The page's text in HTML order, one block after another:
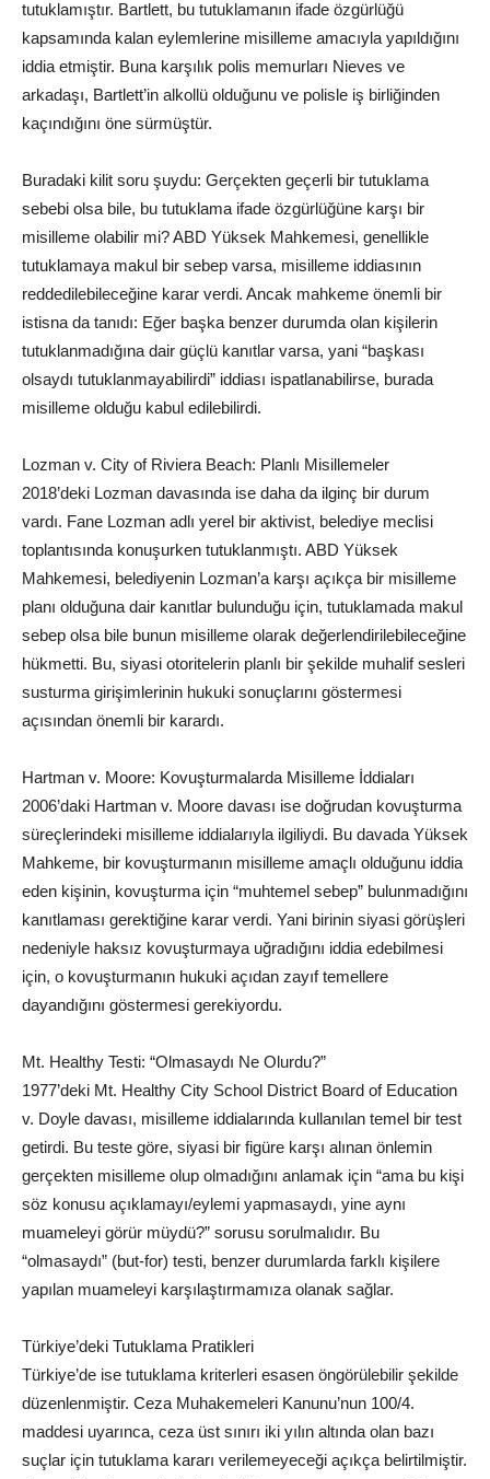
tutuklamıştır. Bartlett, bu tutuklamanın ifade özgürlüğü
kapsamında kalan eylemlerine misilleme amacıyla yapıldığını
iddia etmiştir. Buna karşılık polis memurları Nieves ve
arkadaşı, Bartlett’in alkollü olduğunu ve polisle iş birliğinden
kaçındığını öne sürmüştür.
Buradaki kilit soru şuydu: Gerçekten geçerli bir tutuklama
sebebi olsa bile, bu tutuklama ifade özgürlüğüne karşı bir
misilleme olabilir mi? ABD Yüksek Mahkemesi, genellikle
tutuklamaya makul bir sebep varsa, misilleme iddiasının
reddedilebileceğine karar verdi. Ancak mahkeme önemli bir
istisna da tanıdı: Eğer başka benzer durumda olan kişilerin
tutuklanmadığına dair güçlü kanıtlar varsa, yani “başkası
olsaydı tutuklanmayabilirdi” iddiası ispatlanabilirse, burada
misilleme olduğu kabul edilebilirdi.
Lozman v. City of Riviera Beach: Planlı Misillemeler
2018’deki Lozman davasında ise daha da ilginç bir durum
vardı. Fane Lozman adlı yerel bir aktivist, belediye meclisi
toplantısında konuşurken tutuklanmıştı. ABD Yüksek
Mahkemesi, belediyenin Lozman’a karşı açıkça bir misilleme
planı olduğuna dair kanıtlar bulunduğu için, tutuklamada makul
sebep olsa bile bunun misilleme olarak değerlendirilebileceğine
hükmetti. Bu, siyasi otoritelerin planlı bir şekilde muhalif sesleri
susturma girişimlerinin hukuki sonuçlarını göstermesi
açısından önemli bir karardı.
Hartman v. Moore: Kovuşturmalarda Misilleme İddiaları
2006’daki Hartman v. Moore davası ise doğrudan kovuşturma
süreçlerindeki misilleme iddialarıyla ilgiliydi. Bu davada Yüksek
Mahkeme, bir kovuşturmanın misilleme amaçlı olduğunu iddia
eden kişinin, kovuşturma için “muhtemel sebep” bulunmadığını
kanıtlaması gerektiğine karar verdi. Yani birinin siyasi görüşleri
nedeniyle haksız kovuşturmaya uğradığını iddia edebilmesi
için, o kovuşturmanın hukuki açıdan zayıf temellere
dayandığını göstermesi gerekiyordu.
Mt. Healthy Testi: “Olmasaydı Ne Olurdu?”
1977’deki Mt. Healthy City School District Board of Education
v. Doyle davası, misilleme iddialarında kullanılan temel bir test
getirdi. Bu teste göre, siyasi bir figüre karşı alınan önlemin
gerçekten misilleme olup olmadığını anlamak için “ama bu kişi
söz konusu açıklamayı/eylemi yapmasaydı, yine aynı
muameleyi görür müydü?” sorusu sorulmalıdır. Bu
“olmasaydı” (but-for) testi, benzer durumlarda farklı kişilere
yapılan muameleyi karşılaştırmamıza olanak sağlar.
Türkiye’deki Tutuklama Pratikleri
Türkiye’de ise tutuklama kriterleri esasen öngörülebilir şekilde
düzenlenmiştir. Ceza Muhakemeleri Kanunu’nun 100/4.
maddesi uyarınca, ceza üst sınırı iki yılın altında olan bazı
suçlar için tutuklama kararı verilemeyeceği açıkça belirtilmiştir.